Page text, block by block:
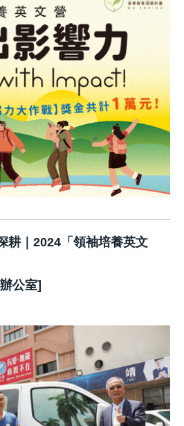
耕｜2024「領袖培養英文
公室]